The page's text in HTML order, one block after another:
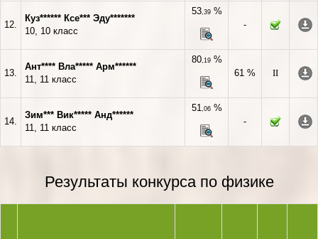
12.
Куз****** Ксе*** Эду*******
10, 10 класс
53,39%
-
13.
Ант**** Вла***** Арм******
11, 11 класс
80,19%
61 %
II
14.
Зим*** Вик***** Анд******
11, 11 класс
51,06%
-
Результаты конкурса по физике